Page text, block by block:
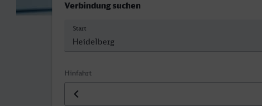
Verbindung suchen
Start
Hinfahrt
Datum der Hinfahrt